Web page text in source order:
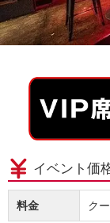
イベント価
料金 ク